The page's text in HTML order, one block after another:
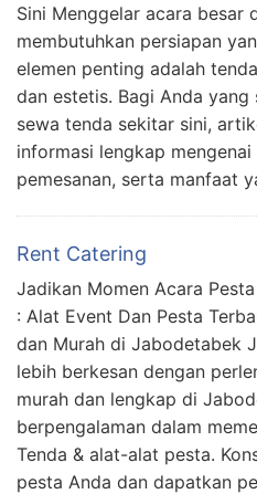
Sini Menggelar acara besar
membutuhkan persiapan
elemen penting adalah
dan estetis. Bagi Anda
sewa tenda sekitar sini,
informasi lengkap
pemesanan, serta manfaat
Rent Catering
Jadikan Momen Acara
: Alat Event Dan Pesta
dan Murah di Jabodetabek
lebih berkesan dengan
murah dan lengkap di
berpengalaman dalam
Tenda & alat-alat pesta.
pesta Anda dan dapatkan